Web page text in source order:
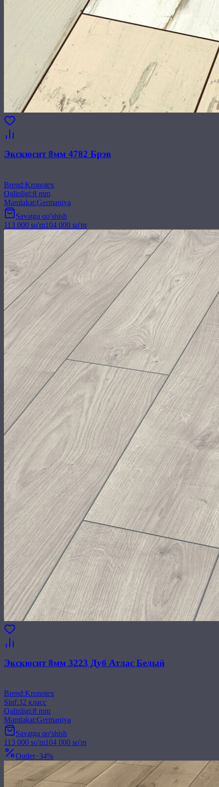
Экскюсит 8мм 4782 Брэв
Brend:Kronotex
Qalinligi:8 mm
Mamlakat:Germaniya
Savatga qo'shish
113 000 so'm104 000 so'm
Экскюсит 8мм 3223 Дуб Атлас Белый
Brend:Kronotex
Sinf:32 класс
Qalinligi:8 mm
Mamlakat:Germaniya
Savatga qo'shish
113 000 so'm104 000 so'm
Outlet−34%